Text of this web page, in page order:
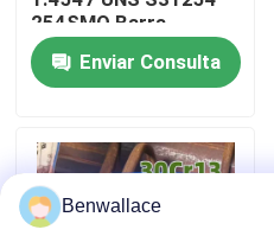
Noticias
Casos de trabajo
Solicitar una cita
254SMO Barra
redonda de acero
inoxidable OD10-
200MM F44 Varilla
Enviar Consulta
Benwallace